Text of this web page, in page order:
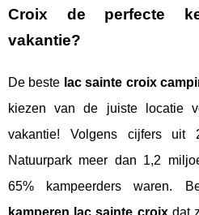
Croix de perfecte
vakantie?
De beste lac sainte croix
kiezen van de juiste locatie
vakantie! Volgens cijfers uit
Natuurpark meer dan 1,2
65% kampeerders waren.
kamperen lac sainte croixdat